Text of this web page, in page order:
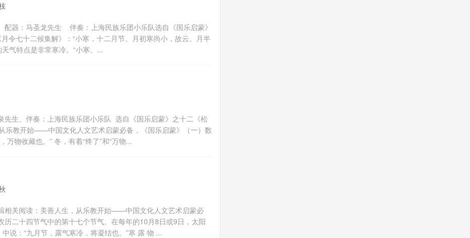
器：马圣龙先生 伴奏：上海民族乐团小乐队选自《国乐启蒙》
令七十二候集解》：“小寒，十二月节。月初寒尚小，故云。月半
气特点是非常寒冷。“小寒、...
先生、伴奏：上海民族乐团小乐队 选自《国乐启蒙》之十二《松
乐教开始——中国文化人文艺术启蒙必备，《国乐启蒙》（一）数
物收藏也。” 冬，有着“终了”和“万物...
相关阅读：美善人生，从乐教开始——中国文化人文艺术启蒙必
二十四节气中的第十七个节气。在每年的10月8日或9日，太阳
说：“九月节，露气寒冷，将凝结也。”寒 露 物 ...